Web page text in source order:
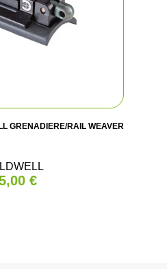
GRENADIERE/RAIL WEAVER
€